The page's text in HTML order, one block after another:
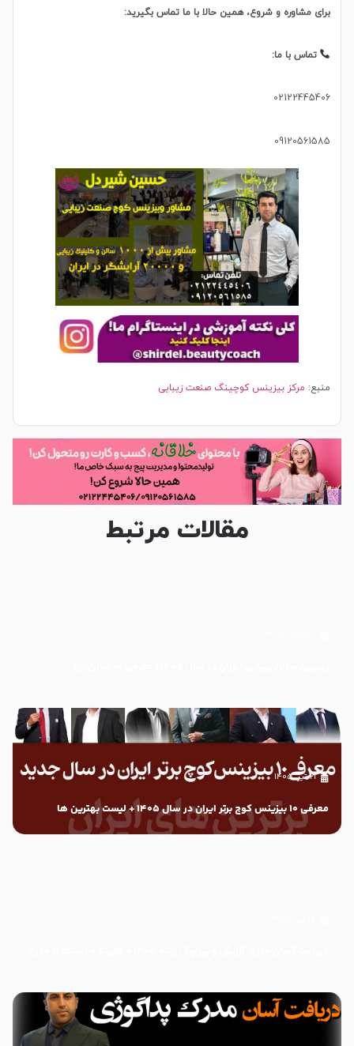
برای مشاوره و شروع، همین حالا با ما تماس بگیرید:
تماس با ما:
02122445406
09120561585
منبع: مرکز بیزینس کوچینگ صنعت زیبایی
مقالات مرتبط
۲۱ تیر, ۱۴۰۵
معرفی ۱۰ بیزینس کوچ برتر ایران در سال ۱۴۰۵ + لیست بهترین ها